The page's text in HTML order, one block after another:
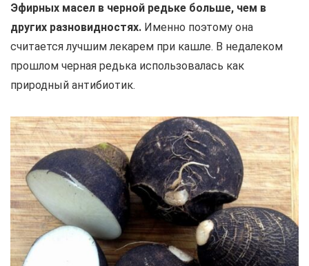
Эфирных масел в черной редьке больше, чем в
других разновидностях. Именно поэтому она
считается лучшим лекарем при кашле. В недалеком
прошлом черная редька использовалась как
природный антибиотик.